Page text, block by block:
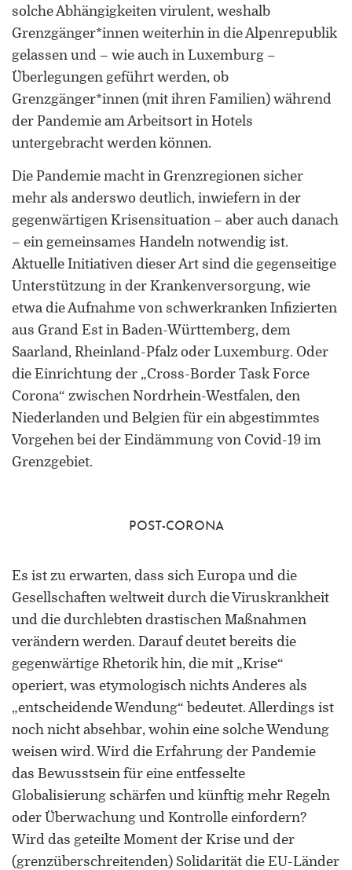
solche Abhängigkeiten virulent, weshalb
Grenzgänger*innen weiterhin in die Alpenrepublik
gelassen und – wie auch in Luxemburg –
Überlegungen geführt werden, ob
Grenzgänger*innen (mit ihren Familien) während
der Pandemie am Arbeitsort in Hotels
untergebracht werden können.
Die Pandemie macht in Grenzregionen sicher
mehr als anderswo deutlich, inwiefern in der
gegenwärtigen Krisensituation – aber auch danach
– ein gemeinsames Handeln notwendig ist.
Aktuelle Initiativen dieser Art sind die gegenseitige
Unterstützung in der Krankenversorgung, wie
etwa die Aufnahme von schwerkranken Infizierten
aus Grand Est in Baden-Württemberg, dem
Saarland, Rheinland-Pfalz oder Luxemburg. Oder
die Einrichtung der „Cross-Border Task Force
Corona“ zwischen Nordrhein-Westfalen, den
Niederlanden und Belgien für ein abgestimmtes
Vorgehen bei der Eindämmung von Covid-19 im
Grenzgebiet.
POST-CORONA
Es ist zu erwarten, dass sich Europa und die
Gesellschaften weltweit durch die Viruskrankheit
und die durchlebten drastischen Maßnahmen
verändern werden. Darauf deutet bereits die
gegenwärtige Rhetorik hin, die mit „Krise“
operiert, was etymologisch nichts Anderes als
„entscheidende Wendung“ bedeutet. Allerdings ist
noch nicht absehbar, wohin eine solche Wendung
weisen wird. Wird die Erfahrung der Pandemie
das Bewusstsein für eine entfesselte
Globalisierung schärfen und künftig mehr Regeln
oder Überwachung und Kontrolle einfordern?
Wird das geteilte Moment der Krise und der
(grenzüberschreitenden) Solidarität die EU-Länder